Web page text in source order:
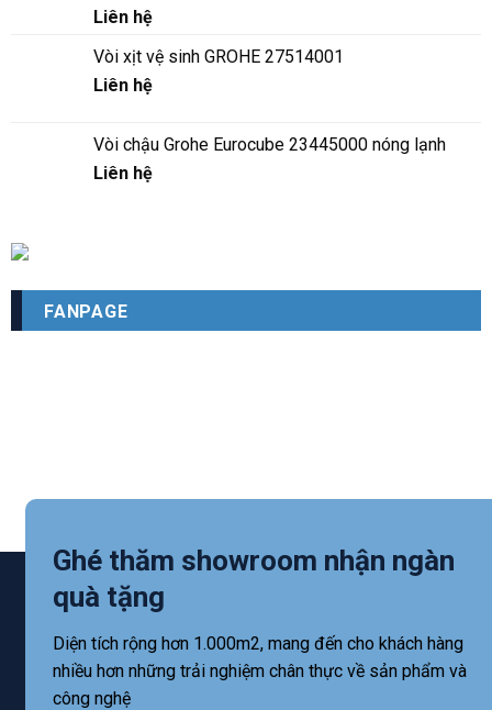
Liên hệ
Vòi xịt vệ sinh GROHE 27514001
Liên hệ
Vòi chậu Grohe Eurocube 23445000 nóng lạnh
Liên hệ
FANPAGE
Ghé thăm showroom nhận ngàn
quà tặng
Diện tích rộng hơn 1.000m2, mang đến cho khách hàng
nhiều hơn những trải nghiệm chân thực về sản phẩm và
công nghệ